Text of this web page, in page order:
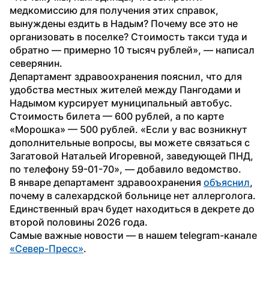
медкомиссию для получения этих справок,
вынуждены ездить в Надым? Почему все это не
организовать в поселке? Стоимость такси туда и
обратно — примерно 10 тысяч рублей», — написал
северянин.
Департамент здравоохранения пояснил, что для
удобства местных жителей между Пангодами и
Надымом курсирует муниципальный автобус.
Стоимость билета — 600 рублей, а по карте
«Морошка» — 500 рублей. «Если у вас возникнут
дополнительные вопросы, вы можете связаться с
Загатовой Натальей Игоревной, заведующей ПНД,
по телефону 59-01-70», — добавило ведомство.
В январе департамент здравоохранения объяснил,
почему в салехардской больнице нет аллерголога.
Единственный врач будет находиться в декрете до
второй половины 2026 года.
«Север-Пресс».